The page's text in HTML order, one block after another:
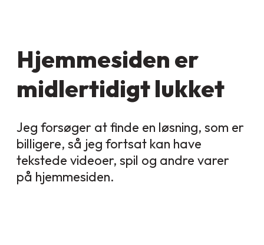
Hjemmesiden er
midlertidigt lukket
Jeg forsøger at finde en løsning, som er
billigere, så jeg fortsat kan have
tekstede videoer, spil og andre varer
på hjemmesiden.